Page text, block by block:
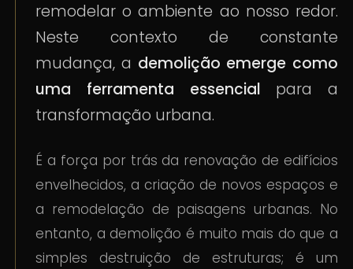
remodelar o ambiente ao nosso redor.
Neste contexto de constante
mudança, a demolição emerge como
uma ferramenta essencial para a
transformação urbana.
É a força por trás da renovação de edifícios
envelhecidos, a criação de novos espaços e
a remodelação de paisagens urbanas. No
entanto, a demolição é muito mais do que a
simples destruição de estruturas; é um